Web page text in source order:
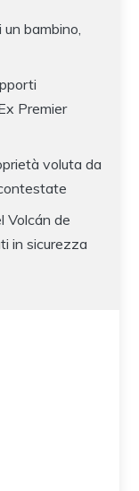
bambino,
Premier
voluta da
Volcán de
in sicurezza